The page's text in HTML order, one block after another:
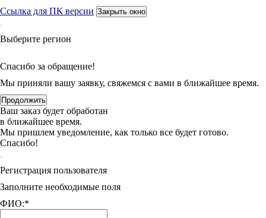
Ссылка для ПК версии Закрыть окно
Выберите регион
Спасибо за обращение!
Мы приняли вашу заявку, свяжемся с вами в ближайшее время.
Продолжить
Ваш заказ будет обработан
в ближайшее время.
Мы пришлем уведомление, как только все будет готово.
Спасибо!
Регистрация пользователя
Заполните необходимые поля
ФИО:*